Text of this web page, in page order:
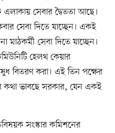
এলাকায় সেবার দ্বৈততা আছে।
সেবা দিতে যাচ্ছেন। একই
মাঠকর্মী সেবা দিতে যাচ্ছেন।
হেলথ কেয়ার
বিতরণ করা। এই তিন পক্ষের
কথা ভাবছে সরকার, যেন একই
সংস্কার কমিশনের